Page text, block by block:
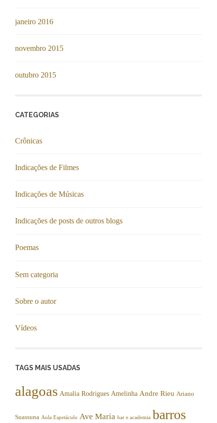
janeiro 2016
novembro 2015
outubro 2015
CATEGORIAS
Crônicas
Indicações de Filmes
Indicações de Músicas
Indicações de posts de outros blogs
Poemas
Sem categoria
Sobre o autor
Vídeos
TAGS MAIS USADAS
alagoas Amalia Rodrigues Amelinha Andre Rieu Ariano
Suassuna Aula Espetáculo Ave Maria bar e academia barros